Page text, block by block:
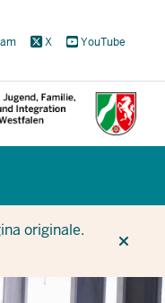
X YouTube
originale.